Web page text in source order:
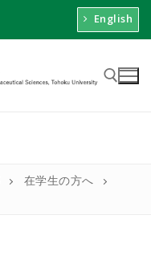
English
在学生の方へ